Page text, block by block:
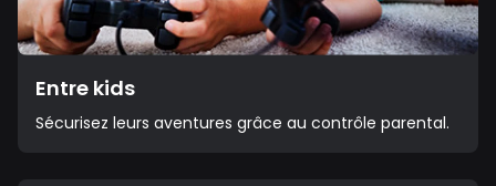
Entre kids
Sécurisez leurs aventures grâce au contrôle parental.